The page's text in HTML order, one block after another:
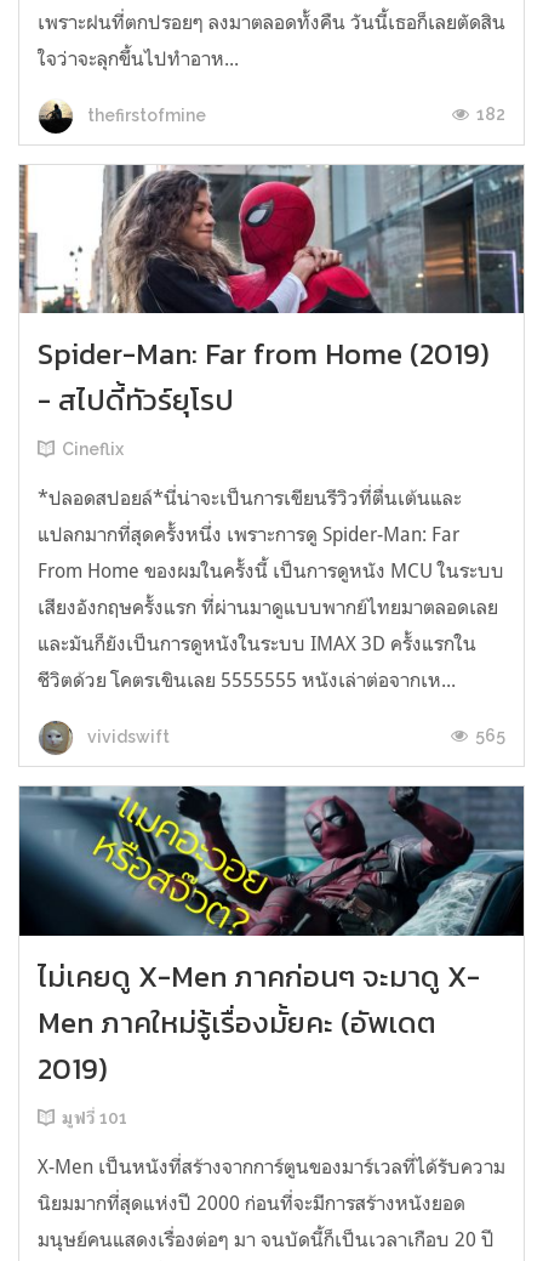
เพราะฝนที่ตกปรอยๆ ลงมาตลอดทั้งคืน วันนี้เธอก็เลยตัดสิน
ใจว่าจะลุกขึ้นไปทำอาห...
thefirstofmine 182
Spider-Man: Far from Home (2019)
- สไปดี้ทัวร์ยุโรป
Cineflix
*ปลอดสปอยล์*นี่น่าจะเป็นการเขียนรีวิวที่ตื่นเต้นและ
แปลกมากที่สุดครั้งหนึ่ง เพราะการดู Spider-Man: Far
From Home ของผมในครั้งนี้ เป็นการดูหนัง MCU ในระบบ
เสียงอังกฤษครั้งแรก ที่ผ่านมาดูแบบพากย์ไทยมาตลอดเลย
และมันก็ยังเป็นการดูหนังในระบบ IMAX 3D ครั้งแรกใน
ชีวิตด้วย โคตรเขินเลย 5555555 หนังเล่าต่อจากเห...
vividswift 565
ไม่เคยดู X-Men ภาคก่อนๆ จะมาดู X-
Men ภาคใหม่รู้เรื่องมั้ยคะ (อัพเดต
2019)
มูฟวี่ 101
X-Men เป็นหนังที่สร้างจากการ์ตูนของมาร์เวลที่ได้รับความ
นิยมมากที่สุดแห่งปี 2000 ก่อนที่จะมีการสร้างหนังยอด
มนุษย์คนแสดงเรื่องต่อๆ มา จนบัดนี้ก็เป็นเวลาเกือบ 20 ปี